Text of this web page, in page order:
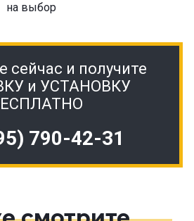
на выбор
сейчас и получите
и УСТАНОВКУ
790-42-31